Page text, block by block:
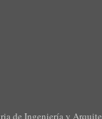
de Ingeniería y